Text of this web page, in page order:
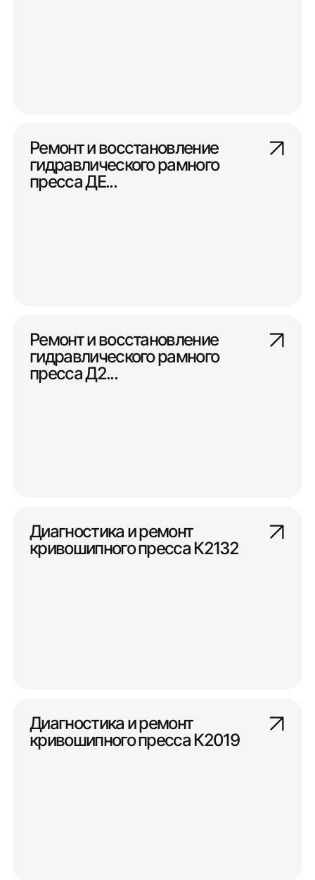
Ремонт и восстановление
гидравлического рамного
пресса ДЕ...
Ремонт и восстановление
гидравлического рамного
пресса Д2...
Диагностика и ремонт
кривошипного пресса К2132
Диагностика и ремонт
кривошипного пресса К2019